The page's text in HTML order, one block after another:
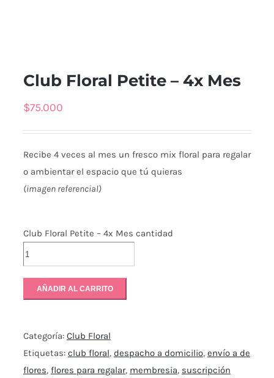
Club Floral Petite – 4x Mes
$75.000
Recibe 4 veces al mes un fresco mix floral para regalar
o ambientar el espacio que tú quieras
(imagen referencial)
Club Floral Petite – 4x Mes cantidad
AÑADIR AL CARRITO
Categoría: Club Floral
Etiquetas: club floral, despacho a domicilio, envío a de
flores, flores para regalar, membresia, suscripción